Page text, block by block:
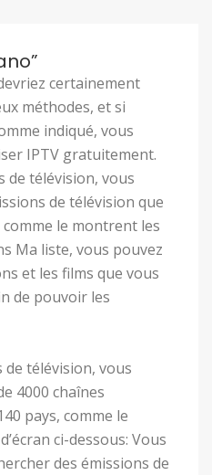
certainement
méthodes, et si
indiqué, vous
IPTV gratuitement.
de télévision, vous
de télévision que
le montrent les
Ma liste, vous pouvez
et les films que vous
de pouvoir les
de télévision, vous
4000 chaînes
pays, comme le
ci-dessous: Vous
des émissions de